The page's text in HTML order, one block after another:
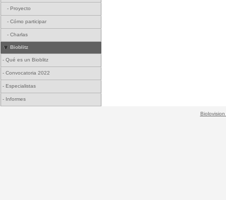
- Proyecto
- Cómo participar
- Charlas
Bioblitz
- Qué es un Bioblitz
- Convocatoria 2022
- Especialistas
- Informes
Biolovision